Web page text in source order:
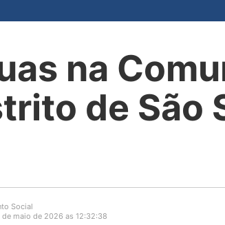
na
de São
Social
maio de 2026 as 12:32:38